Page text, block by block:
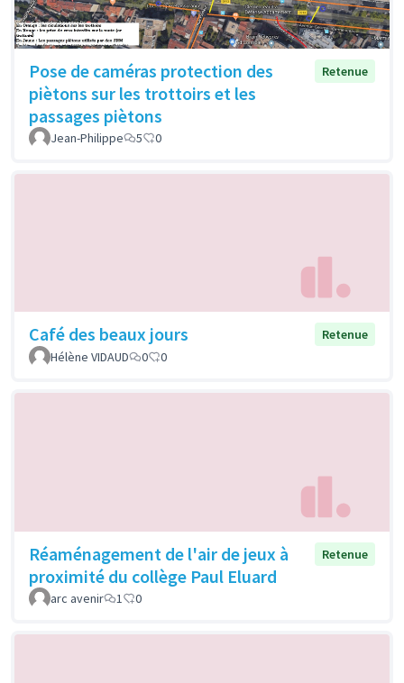
Pose de caméras protection des
piètons sur les trottoirs et les
passages piètons
Retenue
Jean-Philippe 5 0
Café des beaux jours
Retenue
Hélène VIDAUD
0 0
Réaménagement de l'air de jeux à
proximité du collège Paul Eluard
Retenue
arc avenir 1 0